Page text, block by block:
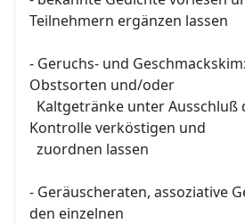
Teilnehmern ergänzen lassen
- Geruchs- und
Obstsorten und/oder
Kaltgetränke unter Ausschluß
Kontrolle verköstigen und
zuordnen lassen
- Geräuscheraten, assoziative
den einzelnen